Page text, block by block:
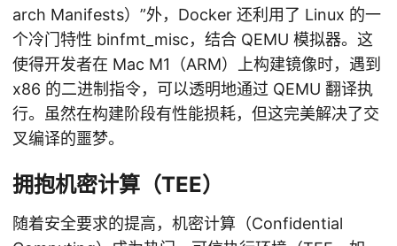
arch Manifests）”外，Docker 还利用了 Linux 的一
个冷门特性 binfmt_misc，结合 QEMU 模拟器。这
使得开发者在 Mac M1（ARM）上构建镜像时，遇到
x86 的二进制指令，可以透明地通过 QEMU 翻译执
行。虽然在构建阶段有性能损耗，但这完美解决了交
叉编译的噩梦。
拥抱机密计算（TEE）
随着安全要求的提高，机密计算（Confidential